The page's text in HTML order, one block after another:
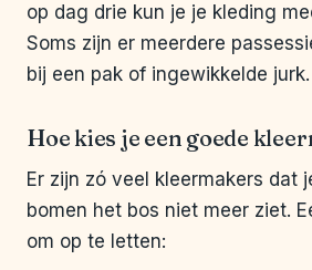
op dag drie kun je je kleding
Soms zijn er meerdere
bij een pak of ingewikkelde jurk.
Hoe kies je een goede
Er zijn zó veel kleermakers dat
bomen het bos niet meer ziet.
om op te letten: